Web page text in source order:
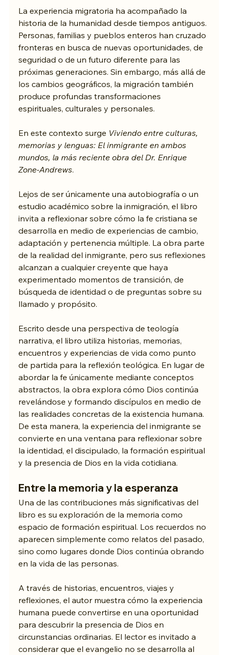
La experiencia migratoria ha acompañado la
historia de la humanidad desde tiempos antiguos.
Personas, familias y pueblos enteros han cruzado
fronteras en busca de nuevas oportunidades, de
seguridad o de un futuro diferente para las
próximas generaciones. Sin embargo, más allá de
los cambios geográficos, la migración también
produce profundas transformaciones
espirituales, culturales y personales.
En este contexto surge Viviendo entre culturas,
memorias y lenguas: El inmigrante en ambos
mundos, la más reciente obra del Dr. Enrique
Zone-Andrews.
Lejos de ser únicamente una autobiografía o un
estudio académico sobre la inmigración, el libro
invita a reflexionar sobre cómo la fe cristiana se
desarrolla en medio de experiencias de cambio,
adaptación y pertenencia múltiple. La obra parte
de la realidad del inmigrante, pero sus reflexiones
alcanzan a cualquier creyente que haya
experimentado momentos de transición, de
búsqueda de identidad o de preguntas sobre su
llamado y propósito.
Escrito desde una perspectiva de teología
narrativa, el libro utiliza historias, memorias,
encuentros y experiencias de vida como punto
de partida para la reflexión teológica. En lugar de
abordar la fe únicamente mediante conceptos
abstractos, la obra explora cómo Dios continúa
revelándose y formando discípulos en medio de
las realidades concretas de la existencia humana.
De esta manera, la experiencia del inmigrante se
convierte en una ventana para reflexionar sobre
la identidad, el discipulado, la formación espiritual
y la presencia de Dios en la vida cotidiana.
Entre la memoria y la esperanza
Una de las contribuciones más significativas del
libro es su exploración de la memoria como
espacio de formación espiritual. Los recuerdos no
aparecen simplemente como relatos del pasado,
sino como lugares donde Dios continúa obrando
en la vida de las personas.
A través de historias, encuentros, viajes y
reflexiones, el autor muestra cómo la experiencia
humana puede convertirse en una oportunidad
para descubrir la presencia de Dios en
circunstancias ordinarias. El lector es invitado a
considerar que el evangelio no se desarrolla al